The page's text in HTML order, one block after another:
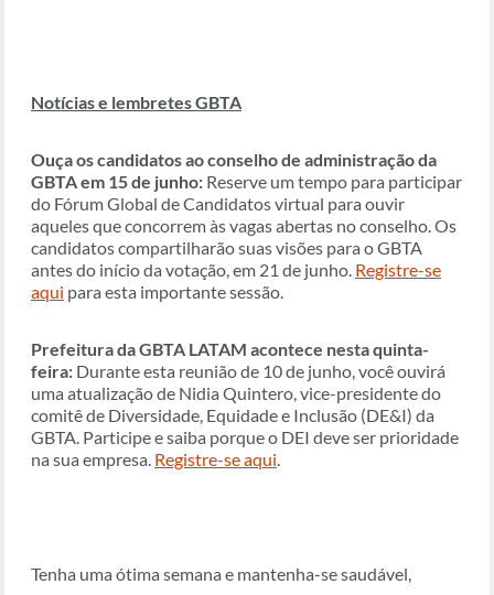
Notícias e lembretes GBTA
Ouça os candidatos ao conselho de administração da
GBTA em 15 de junho: Reserve um tempo para participar
do Fórum Global de Candidatos virtual para ouvir
aqueles que concorrem às vagas abertas no conselho. Os
candidatos compartilharão suas visões para o GBTA
antes do início da votação, em 21 de junho. Registre-se
aqui para esta importante sessão.
Prefeitura da GBTA LATAM acontece nesta quinta-
feira: Durante esta reunião de 10 de junho, você ouvirá
uma atualização de Nidia Quintero, vice-presidente do
comitê de Diversidade, Equidade e Inclusão (DE&I) da
GBTA. Participe e saiba porque o DEI deve ser prioridade
na sua empresa. Registre-se aqui.
Tenha uma ótima semana e mantenha-se saudável,